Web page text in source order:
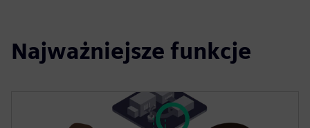
Najważniejsze funkcje